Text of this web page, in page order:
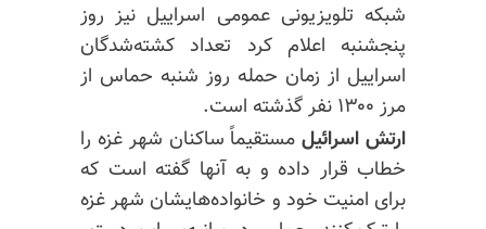
شبکه تلویزیونی عمومی اسراییل نیز روز
پنجشنبه اعلام کرد تعداد کشته‌شدگان
اسراییل از زمان حمله روز شنبه حماس از
مرز ۱۳۰۰ نفر گذشته است.
ارتش اسرائیلمستقیماً ساکنان شهر غزه را
خطاب قرار داده و به آنها گفته است که
برای امنیت خود و خانواده‌هایشان شهر غزه